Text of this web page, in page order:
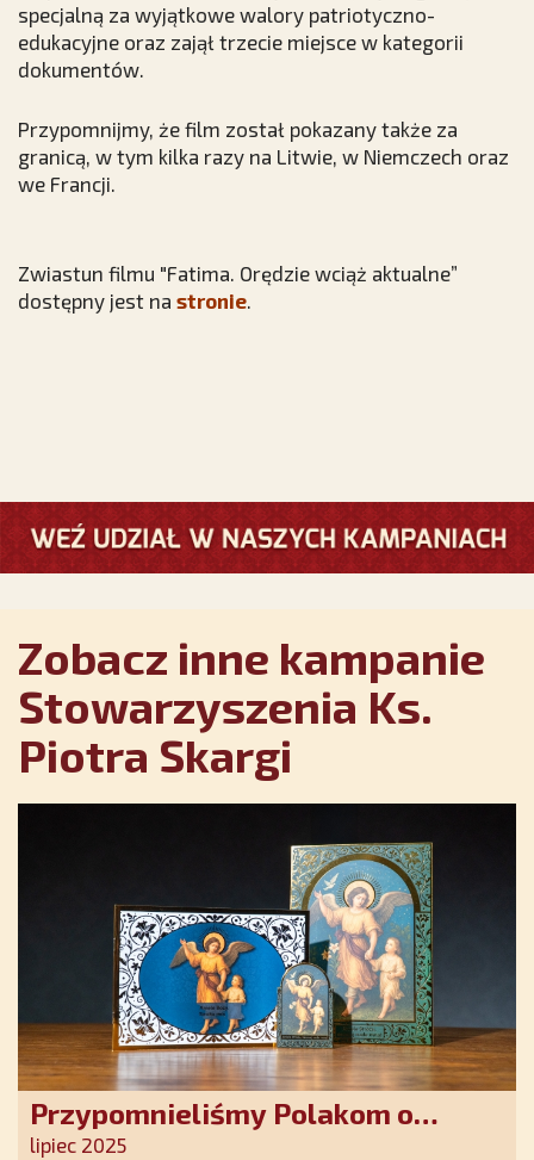
specjalną za wyjątkowe walory patriotyczno-
edukacyjne oraz zajął trzecie miejsce w kategorii
dokumentów.
Przypomnijmy, że film został pokazany także za
granicą, w tym kilka razy na Litwie, w Niemczech oraz
we Francji.
Zwiastun filmu "Fatima. Orędzie wciąż aktualne”
dostępny jest na stronie
Zobacz inne kampanie
Stowarzyszenia Ks.
Piotra Skargi
Przypomnieliśmy Polakom o
obecności Anioła Stróża!
lipiec 2025